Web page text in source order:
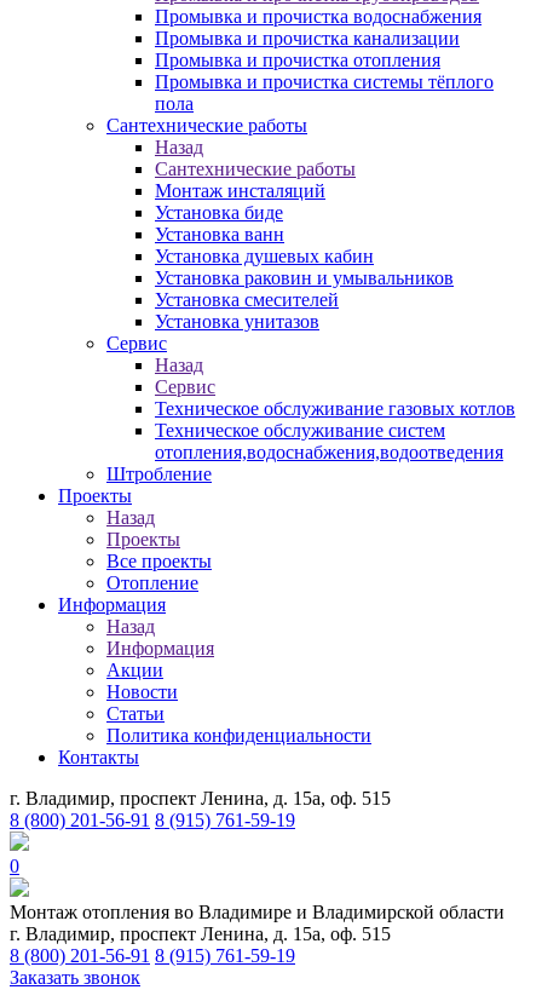
Промывка и прочистка водоснабжения
Промывка и прочистка канализации
Промывка и прочистка отопления
Промывка и прочистка системы тёплого
пола
Сантехнические работы
Назад
Сантехнические работы
Монтаж инсталяций
Установка биде
Установка ванн
Установка душевых кабин
Установка раковин и умывальников
Установка смесителей
Установка унитазов
Сервис
Назад
Сервис
Техническое обслуживание газовых котлов
Техническое обслуживание систем
отопления,водоснабжения,водоотведения
Штробление
Проекты
Назад
Проекты
Все проекты
Отопление
Информация
Назад
Информация
Акции
Новости
Статьи
Политика конфиденциальности
Контакты
г. Владимир, проспект Ленина, д. 15а, оф. 515
8 (800) 201-56-91 8 (915) 761-59-19
0
Монтаж отопления во Владимире и Владимирской области
г. Владимир, проспект Ленина, д. 15а, оф. 515
8 (800) 201-56-91 8 (915) 761-59-19
Заказать звонок